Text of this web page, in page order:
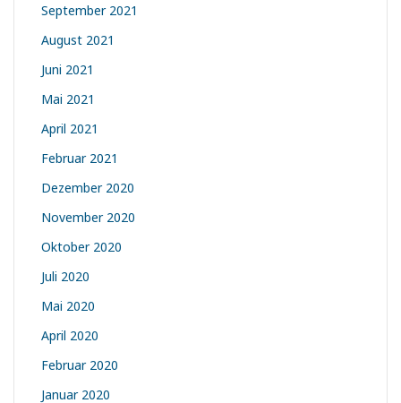
September 2021
August 2021
Juni 2021
Mai 2021
April 2021
Februar 2021
Dezember 2020
November 2020
Oktober 2020
Juli 2020
Mai 2020
April 2020
Februar 2020
Januar 2020